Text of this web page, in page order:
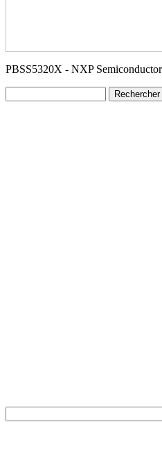
PBSS5320X - NXP